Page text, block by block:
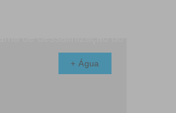
+ Água